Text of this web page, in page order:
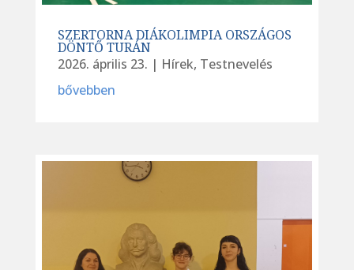
SZERTORNA DIÁKOLIMPIA ORSZÁGOS
DÖNTŐ TURÁN
2026. április 23. | Hírek, Testnevelés
bővebben